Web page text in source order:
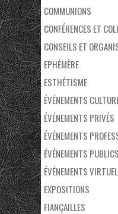
COMMUNIONS
CONFÉRENCES ET
CONSEILS ET
EPHÉMÈRE
ESTHÉTISME
ÉVÉNEMENTS
ÉVÉNEMENTS PRIVÉS
ÉVÉNEMENTS
ÉVÉNEMENTS PUBLICS
ÉVÉNEMENTS
EXPOSITIONS
FIANÇAILLES